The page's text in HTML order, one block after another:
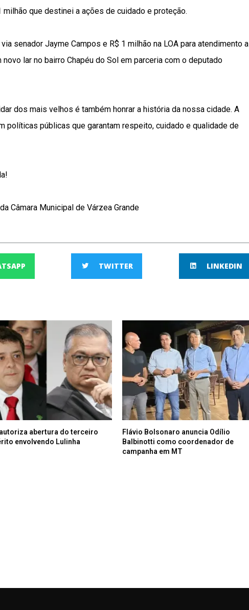
que destinei a ações de cuidado e proteção.
senador Jayme Campos e R$ 1 milhão na LOA para atendimento a
lar no bairro Chapéu do Sol em parceria com o deputado
dos mais velhos é também honrar a história da nossa cidade. A
políticas públicas que garantam respeito, cuidado e qualidade de
Câmara Municipal de Várzea Grande
TWITTER LINKEDIN
abertura do terceiro
envolvendo Lulinha
Flávio Bolsonaro anuncia Odílio
Balbinotti como coordenador de
campanha em MT